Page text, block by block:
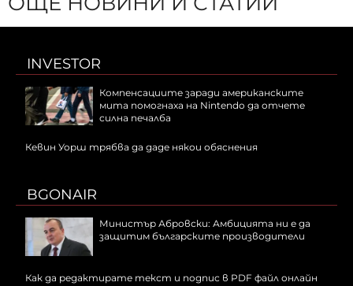
INVESTOR
Компенсациите заради американските
мита помогнаха на Nintendo да отчете
силна печалба
Кевин Уорш трябва да даде някои обяснения
BGONAIR
Министър Абровски: Амбицията ни е да
защитим българските производители
Как да редактирате текст и подпис в PDF файл онлайн